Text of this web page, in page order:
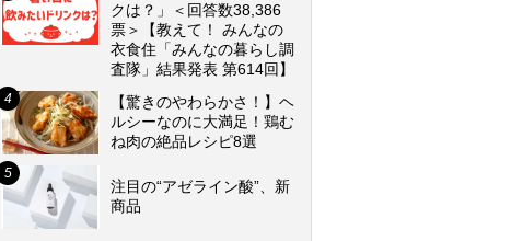
クは？」＜回答数38,386
票＞【教えて！ みんなの
衣食住「みんなの暮らし調
査隊」結果発表 第614回】
【驚きのやわらかさ！】ヘ
ルシーなのに大満足！鶏む
ね肉の絶品レシピ8選
注目の“アゼライン酸”、新
商品